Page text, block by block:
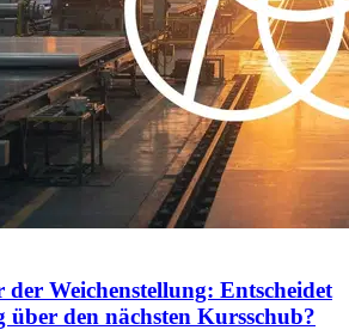
Weichenstellung: Entscheidet
den nächsten Kursschub?